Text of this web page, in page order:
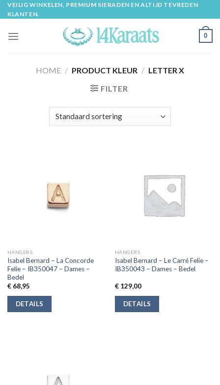
Skip
to
VEILIG WINKELEN, PREMIUM SIERADEN EN ALTIJD TEVREDEN
KLANTEN.
0
HOME / PRODUCT KLEUR / LETTER X
FILTER
HANGERS
Isabel Bernard – La Concorde
Felie – IB350047 – Dames –
Bedel
€68,95
DETAILS
HANGERS
Isabel Bernard – Le Carré Felie –
IB350043 – Dames – Bedel
€129,00
DETAILS